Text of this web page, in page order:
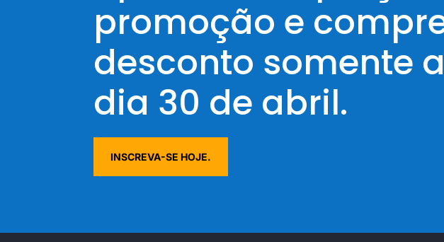
promoção e
desconto somente
dia 30 de abril.
INSCREVA-SE HOJE.